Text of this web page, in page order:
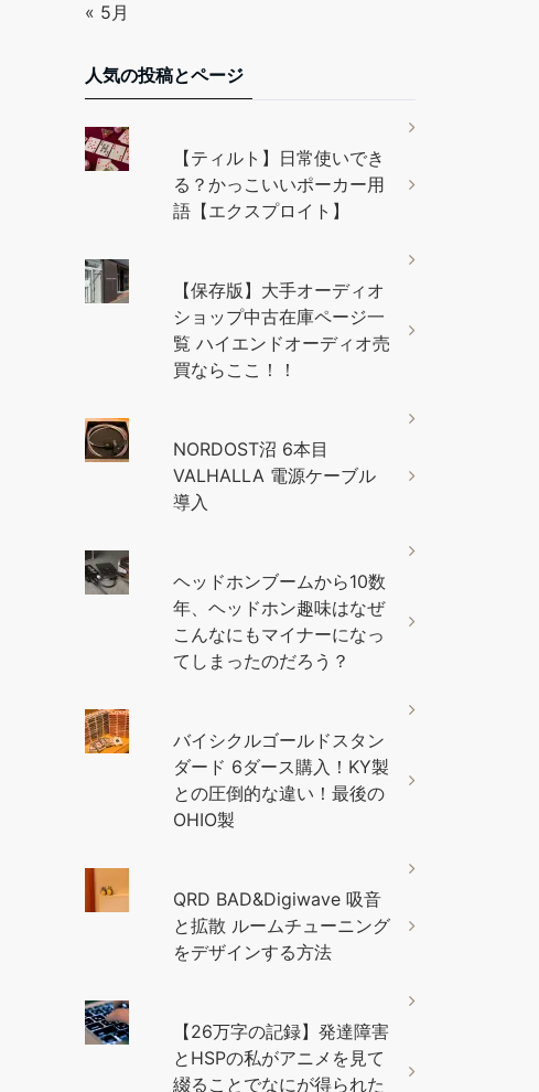
« 5月
人気の投稿とページ
【ティルト】日常使いでき
る？かっこいいポーカー用
語【エクスプロイト】
【保存版】大手オーディオ
ショップ中古在庫ページ一
覧 ハイエンドオーディオ売
買ならここ！！
NORDOST沼 6本目
VALHALLA 電源ケーブル
導入
ヘッドホンブームから10数
年、ヘッドホン趣味はなぜ
こんなにもマイナーになっ
てしまったのだろう？
バイシクルゴールドスタン
ダード 6ダース購入！KY製
との圧倒的な違い！最後の
OHIO製
QRD BAD&Digiwave 吸音
と拡散 ルームチューニング
をデザインする方法
【26万字の記録】発達障害
とHSPの私がアニメを見て
綴ることでなにが得られた